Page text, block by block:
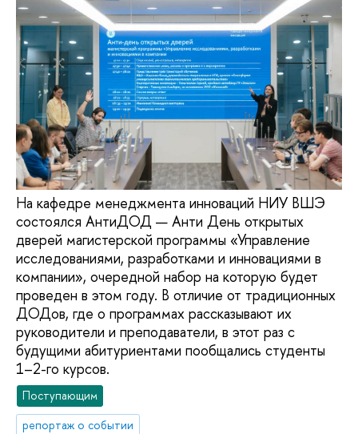
На кафедре менеджмента инноваций НИУ ВШЭ
состоялся АнтиДОД — Анти День открытых
дверей магистерской программы «Управление
исследованиями, разработками и инновациями в
компании», очередной набор на которую будет
проведен в этом году. В отличие от традиционных
ДОДов, где о программах рассказывают их
руководители и преподаватели, в этот раз с
будущими абитуриентами пообщались студенты
1–2-го курсов.
Поступающим
репортаж о событии